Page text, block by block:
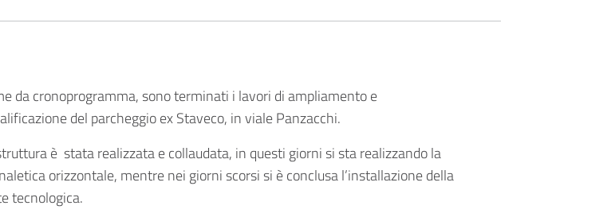
da cronoprogramma, sono terminati i lavori di ampliamento e
del parcheggio ex Staveco, in viale Panzacchi.
è stata realizzata e collaudata, in questi giorni si sta realizzando la
orizzontale, mentre nei giorni scorsi si è conclusa l’installazione della
tecnologica.